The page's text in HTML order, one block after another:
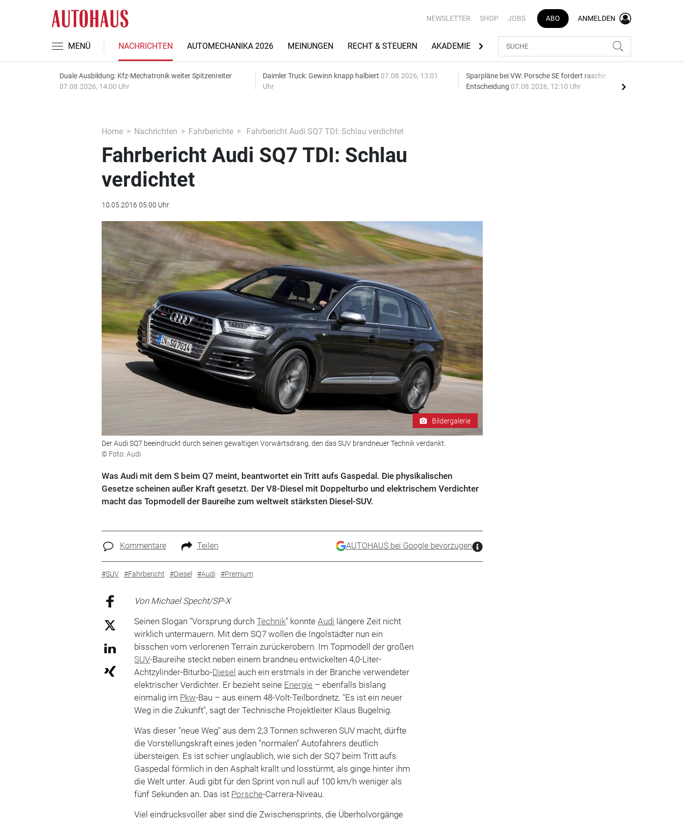
NEWSLETTER SHOP JOBS ABO ANMELDEN
MENÜ NACHRICHTEN AUTOMECHANIKA 2026 MEINUNGEN RECHT & STEUERN AKADEMIE AUTOMARKEN
Duale Ausbildung: Kfz-Mechatronik weiter Spitzenreiter
07.08.2026, 14:00 Uhr
Daimler Truck: Gewinn knapp halbiert 07.08.2026, 13:01
Uhr
Sparpläne bei VW: Porsche SE fordert rasche
Entscheidung 07.08.2026, 12:10 Uhr
Home Nachrichten Fahrberichte Fahrbericht Audi SQ7 TDI: Schlau verdichtet
Fahrbericht Audi SQ7 TDI: Schlau
verdichtet
10.05.2016 05:00 Uhr
Bildergalerie
Der Audi SQ7 beeindruckt durch seinen gewaltigen Vorwärtsdrang, den das SUV brandneuer Technik verdankt.
© Foto: Audi
Was Audi mit dem S beim Q7 meint, beantwortet ein Tritt aufs Gaspedal. Die physikalischen
Gesetze scheinen außer Kraft gesetzt. Der V8-Diesel mit Doppelturbo und elektrischem Verdichter
macht das Topmodell der Baureihe zum weltweit stärksten Diesel-SUV.
Kommentare Teilen AUTOHAUS bei Google bevorzugen
#SUV #Fahrbericht #Diesel #Audi #Premium
Von Michael Specht/SP-X
Seinen Slogan "Vorsprung durchTechnik" konnteAudi längere Zeit nicht
wirklich untermauern. Mit dem SQ7 wollen die Ingolstädter nun ein
bisschen vom verlorenen Terrain zurückerobern. Im Topmodell der großen
SUV-Baureihe steckt neben einem brandneu entwickelten 4,0-Liter-
Achtzylinder-Biturbo-Diesel auch ein erstmals in der Branche verwendeter
elektrischer Verdichter. Er bezieht seine Energie – ebenfalls bislang
einmalig im Pkw-Bau – aus einem 48-Volt-Teilbordnetz. "Es ist ein neuer
Weg in die Zukunft", sagt der Technische Projektleiter Klaus Bugelnig.
Was dieser "neue Weg" aus dem 2,3 Tonnen schweren SUV macht, dürfte
die Vorstellungskraft eines jeden "normalen" Autofahrers deutlich
übersteigen. Es ist schier unglaublich, wie sich der SQ7 beim Tritt aufs
Gaspedal förmlich in den Asphalt krallt und losstürmt, als ginge hinter ihm
die Welt unter. Audi gibt für den Sprint von null auf 100 km/h weniger als
fünf Sekunden an. Das ist Porsche-Carrera-Niveau.
Viel eindrucksvoller aber sind die Zwischensprints, die Überholvorgänge